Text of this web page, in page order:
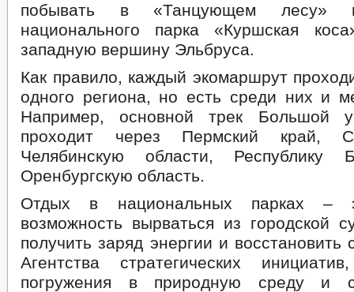
побывать в «Танцующем лесу»
национального парка «Куршская
западную вершину Эльбруса.
Как правило, каждый экомаршрут
одного региона, но есть среди них и
Например, основной трек Большой
проходит через Пермский край,
Челябинскую области, Республику
Оренбургскую область.
Отдых в национальных парках –
возможность вырваться из городской
получить заряд энергии и
Агентства стратегических
погружения в природную среду и